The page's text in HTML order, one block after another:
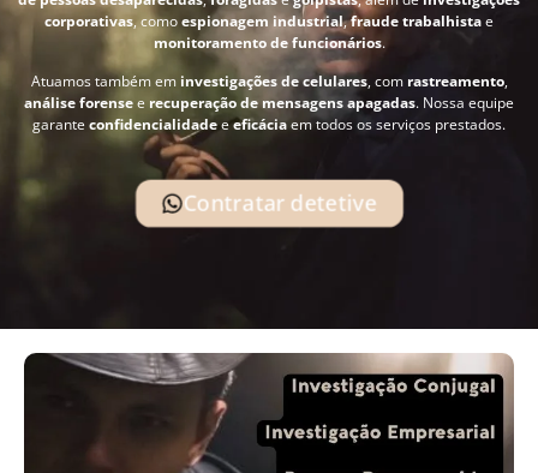
corporativas, comoespionagem industrial,fraude trabalhistae
monitoramento de funcionários.
Atuamos também em investigações de celulares, com rastreamento,
análise forensee recuperação de mensagens apagadas. Nossa equipe
garante confidencialidadeeeficáciaem todos os serviços prestados.
Contratar detetive